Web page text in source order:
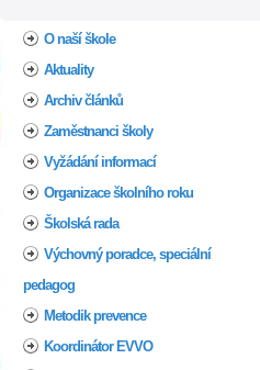
O naší škole
Aktuality
Archiv článků
Zaměstnanci školy
Vyžádání informací
Organizace školního roku
Školská rada
Výchovný poradce, speciální
pedagog
Metodik prevence
Koordinátor EVVO